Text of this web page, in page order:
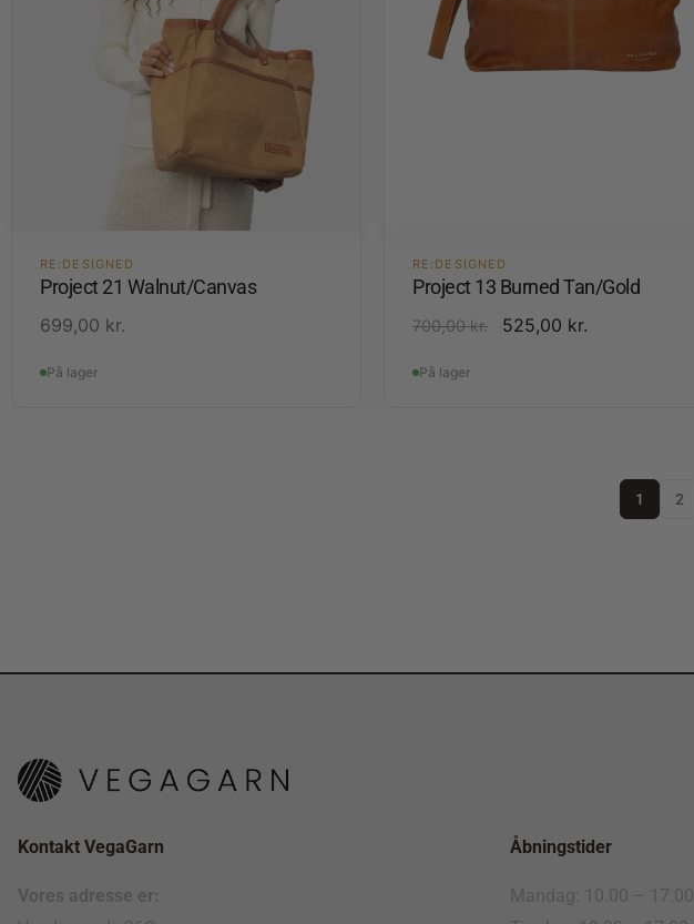
RE:DESIGNED
Project 21 Walnut/Canvas
699,00 kr.
På lager
RE:DESIGNED
Project 13 Burned Tan/Gold
700,00kr. 525,00 kr.
På lager
1 2
Kontakt VegaGarn
Vores adresse er:
Åbningstider
Mandag: 10.00 – 17.00